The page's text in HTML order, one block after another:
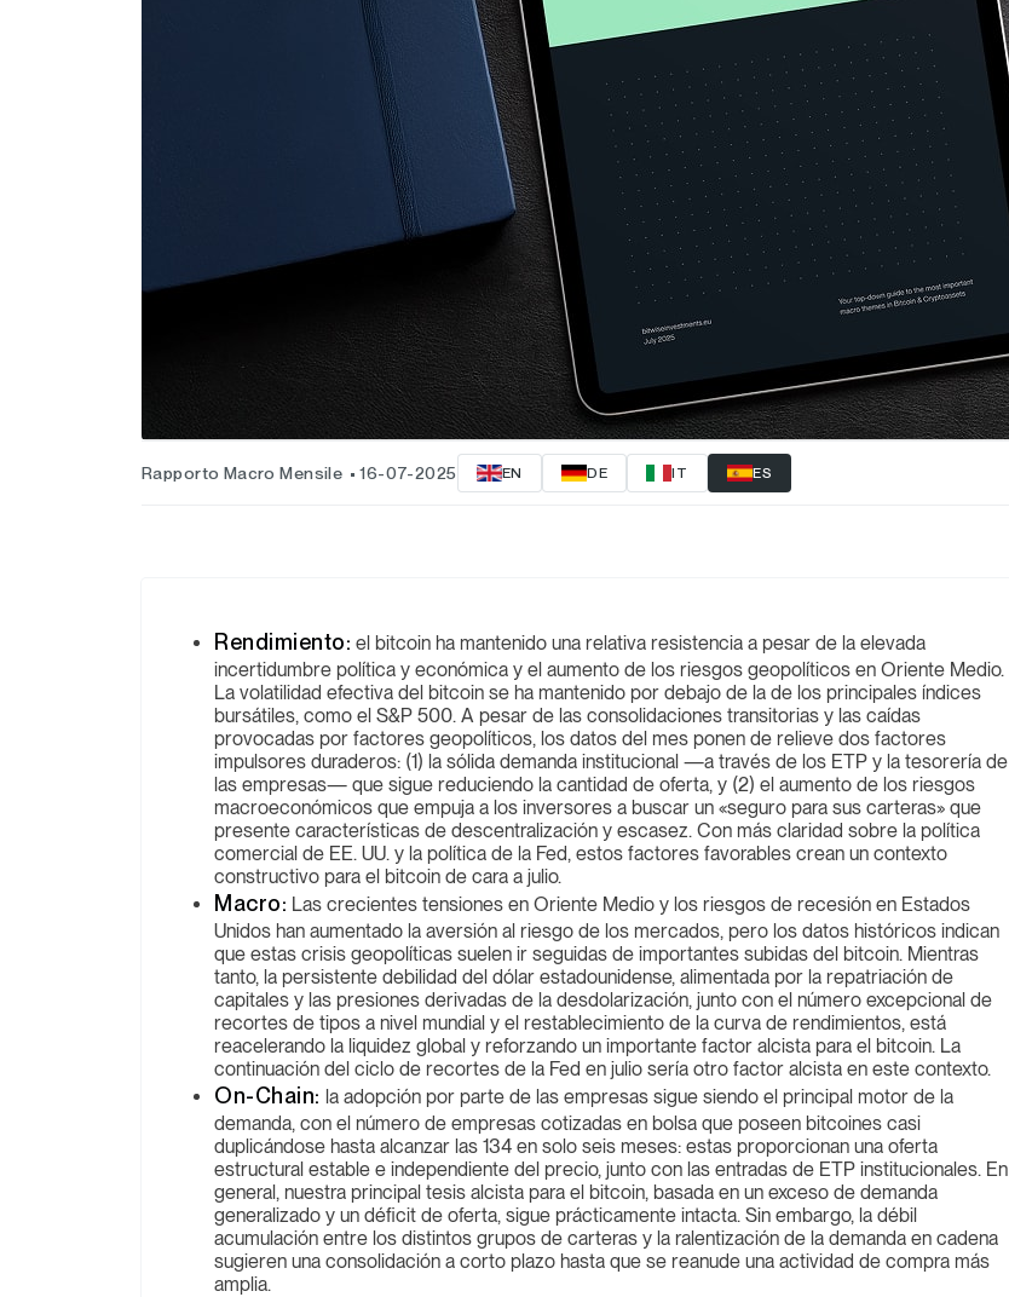
Rapporto Macro Mensile 16-07-2025 EN DE IT ES
Rendimiento: el bitcoin ha mantenido una relativa resistencia a pesar de la elevada
incertidumbre política y económica y el aumento de los riesgos geopolíticos en Oriente Medio.
La volatilidad efectiva del bitcoin se ha mantenido por debajo de la de los principales índices
bursátiles, como el S&P 500. A pesar de las consolidaciones transitorias y las caídas
provocadas por factores geopolíticos, los datos del mes ponen de relieve dos factores
impulsores duraderos: (1) la sólida demanda institucional —a través de los ETP y la tesorería de
las empresas— que sigue reduciendo la cantidad de oferta, y (2) el aumento de los riesgos
macroeconómicos que empuja a los inversores a buscar un «seguro para sus carteras» que
presente características de descentralización y escasez. Con más claridad sobre la política
comercial de EE. UU. y la política de la Fed, estos factores favorables crean un contexto
constructivo para el bitcoin de cara a julio.
Macro: Las crecientes tensiones en Oriente Medio y los riesgos de recesión en Estados
Unidos han aumentado la aversión al riesgo de los mercados, pero los datos históricos indican
que estas crisis geopolíticas suelen ir seguidas de importantes subidas del bitcoin. Mientras
tanto, la persistente debilidad del dólar estadounidense, alimentada por la repatriación de
capitales y las presiones derivadas de la desdolarización, junto con el número excepcional de
recortes de tipos a nivel mundial y el restablecimiento de la curva de rendimientos, está
reacelerando la liquidez global y reforzando un importante factor alcista para el bitcoin. La
continuación del ciclo de recortes de la Fed en julio sería otro factor alcista en este contexto.
On-Chain: la adopción por parte de las empresas sigue siendo el principal motor de la
demanda, con el número de empresas cotizadas en bolsa que poseen bitcoines casi
duplicándose hasta alcanzar las 134 en solo seis meses: estas proporcionan una oferta
estructural estable e independiente del precio, junto con las entradas de ETP institucionales. En
general, nuestra principal tesis alcista para el bitcoin, basada en un exceso de demanda
generalizado y un déficit de oferta, sigue prácticamente intacta. Sin embargo, la débil
acumulación entre los distintos grupos de carteras y la ralentización de la demanda en cadena
sugieren una consolidación a corto plazo hasta que se reanude una actividad de compra más
amplia.